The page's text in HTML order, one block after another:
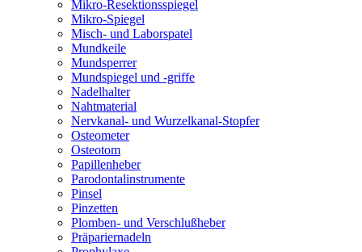
Mikro-Resektionsspiegel
Mikro-Spiegel
Misch- und Laborspatel
Mundkeile
Mundsperrer
Mundspiegel und -griffe
Nadelhalter
Nahtmaterial
Nervkanal- und Wurzelkanal-Stopfer
Osteometer
Osteotom
Papillenheber
Parodontalinstrumente
Pinsel
Pinzetten
Plomben- und Verschlußheber
Präpariernadeln